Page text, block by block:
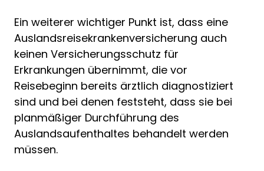
Ein weiterer wichtiger Punkt ist, dass eine
Auslandsreisekrankenversicherung auch
keinen Versicherungsschutz für
Erkrankungen übernimmt, die vor
Reisebeginn bereits ärztlich diagnostiziert
sind und bei denen feststeht, dass sie bei
planmäßiger Durchführung des
Auslandsaufenthaltes behandelt werden
müssen.